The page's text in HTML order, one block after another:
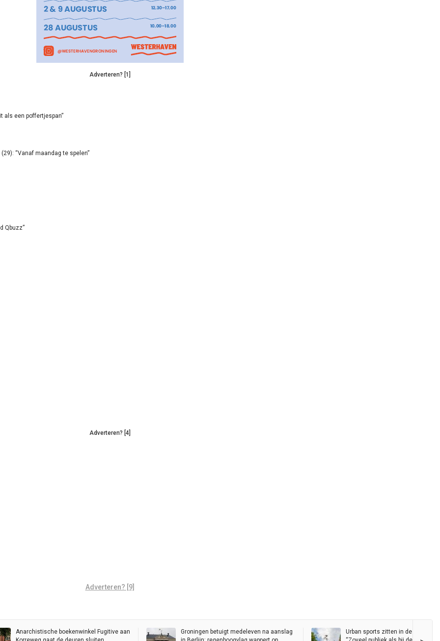
Adverteren? [1]
als een poffertjespan”
“Vanaf maandag te spelen”
Qbuzz”
Adverteren? [4]
Adverteren? [9]
Anarchistische boekenwinkel Fugitive aan
Groningen betuigt medeleven na aanslag
Urban sports zitten in de lift in